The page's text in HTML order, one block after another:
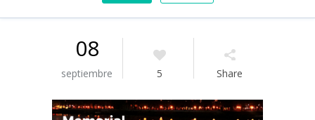
08
septiembre 5 Share